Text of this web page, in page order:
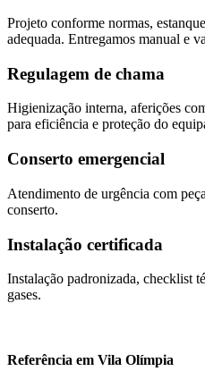
Projeto conforme normas,
adequada. Entregamos manual e
Regulagem de chama
Higienização interna, aferições
para eficiência e proteção do
Conserto emergencial
Atendimento de urgência com
conserto.
Instalação certificada
Instalação padronizada, checklist
gases.
Referência em Vila Olímpia